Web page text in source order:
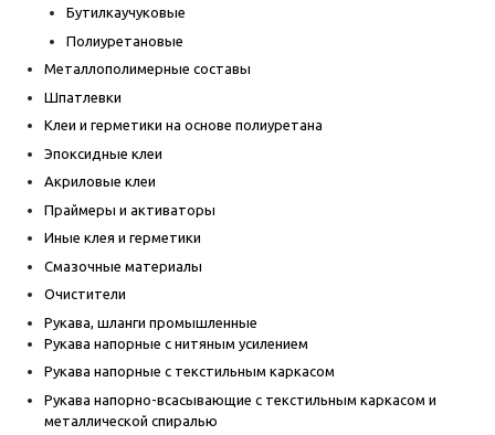
Бутилкаучуковые
Полиуретановые
Металлополимерные составы
Шпатлевки
Клеи и герметики на основе полиуретана
Эпоксидные клеи
Акриловые клеи
Праймеры и активаторы
Иные клея и герметики
Смазочные материалы
Очистители
Рукава, шланги промышленные
Рукава напорные с нитяным усилением
Рукава напорные с текстильным каркасом
Рукава напорно-всасывающие с текстильным каркасом и
металлической спиралью